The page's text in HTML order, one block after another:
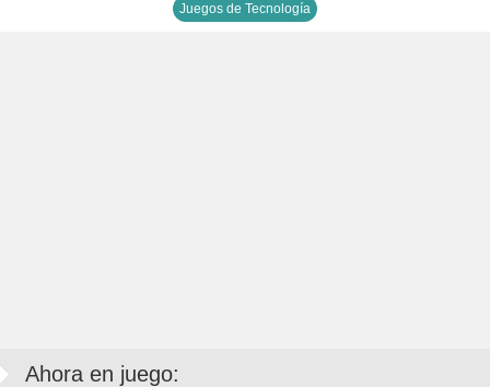
Juegos de Tecnología
Ahora en juego: